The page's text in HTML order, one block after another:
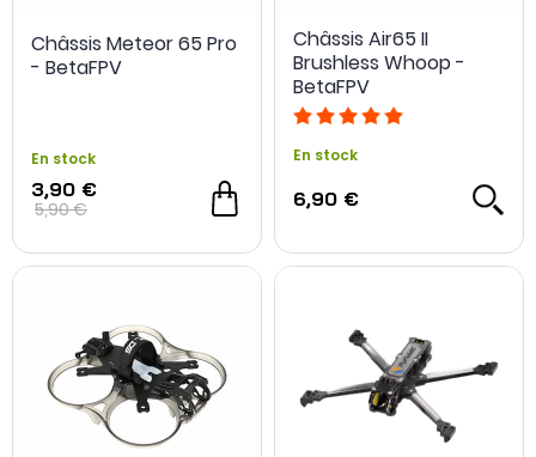
Châssis Meteor 65 Pro
- BetaFPV
En stock
3,90 €
5,90 €
Châssis Air65 II
Brushless Whoop -
BetaFPV
En stock
6,90 €